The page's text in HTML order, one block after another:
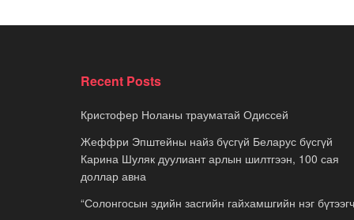
Recent Posts
Кристофер Ноланы трауматай Одиссей
Жеффри Эпштейны найз бүсгүй Беларус бүсгүй
Карина Шуляк дуулиант арлын шилтгээн, 100 сая
доллар авна
“Солонгосын эдийн засгийн гайхамшгийн нэг